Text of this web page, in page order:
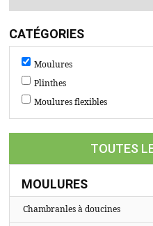
SUR
MESURE
CATALOGUE
CATÉGORIES
Moulures
Plinthes
Moulures flexibles
TOUTES
MOULURES
Chambranles à doucines